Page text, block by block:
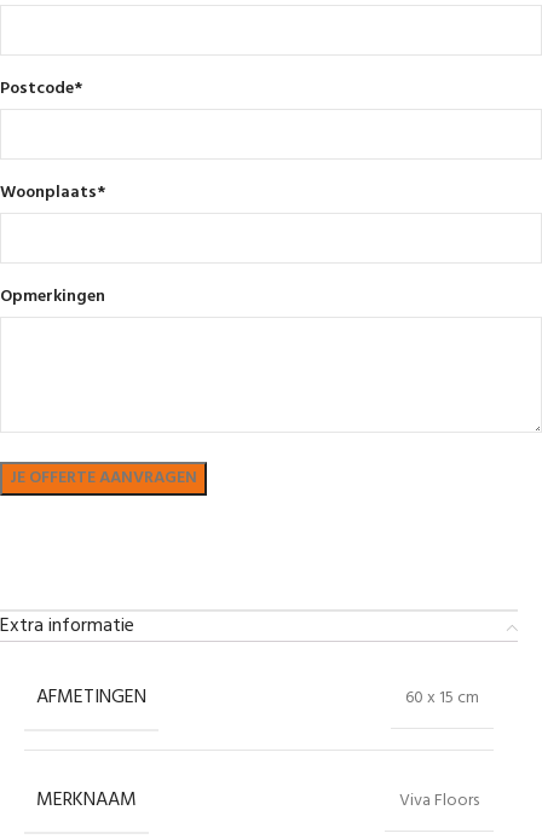
Postcode*
Woonplaats*
Opmerkingen
Extra informatie
AFMETINGEN 60 x 15 cm
MERKNAAM Viva Floors